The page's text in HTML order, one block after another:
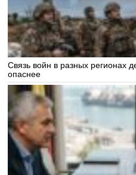
Связь войн в разных регионах
опаснее